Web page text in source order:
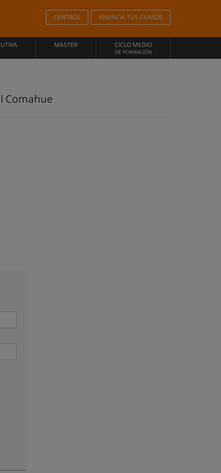
CENTROS ANUNCIÁ TUS CURSOS
MASTER CICLO MEDIO
DE FORMACIÓN
Comahue